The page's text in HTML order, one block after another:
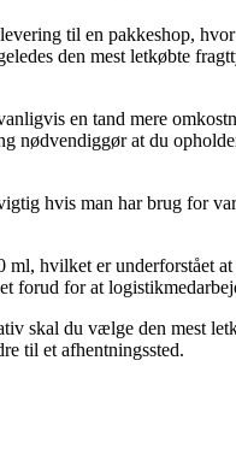
til en pakkeshop,
den mest letkøbte
en tand mere
nødvendiggør at du
hvis man har brug for
hvilket er underforstået
forud for at
skal du vælge den mest
til et afhentningssted.